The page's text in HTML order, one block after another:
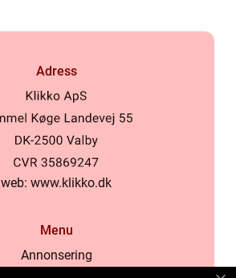
Adress
web: www.klikko.dk
Menu
Annonsering